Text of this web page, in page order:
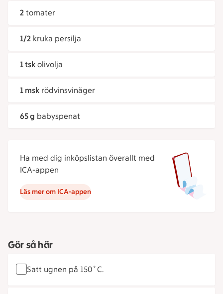
2 tomater
1/2 kruka persilja
1 tsk olivolja
1 msk rödvinsvinäger
65 g babyspenat
Ha med dig inköpslistan överallt med
ICA-appen
Läs mer om ICA-appen
Gör så här
Satt ugnen på 150˚C.